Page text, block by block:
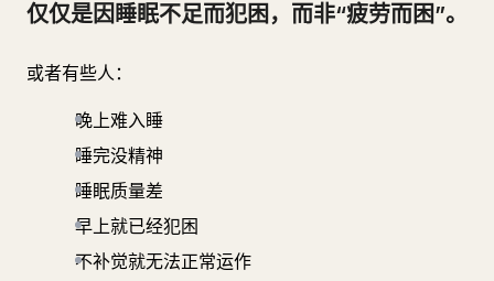
仅仅是因睡眠不足而犯困，而非“疲劳而困”。
或者有些人：
晚上难入睡
睡完没精神
睡眠质量差
早上就已经犯困
不补觉就无法正常运作